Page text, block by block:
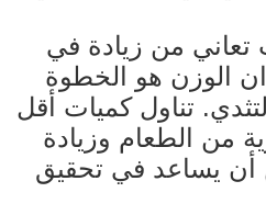
تعاني من زيادة في
الوزن هو الخطوة
تناول كميات أقل
من الطعام وزيادة
أن يساعد في تحقيق